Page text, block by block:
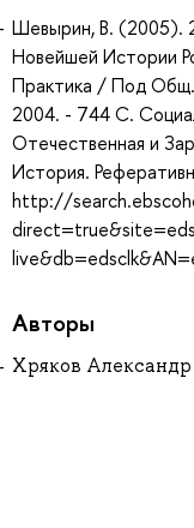
Шевырин, В. (2005).
Новейшей Истории
Практика / Под
2004. - 744 С.
Отечественная и
История.
http://
Авторы
Хряков Александр